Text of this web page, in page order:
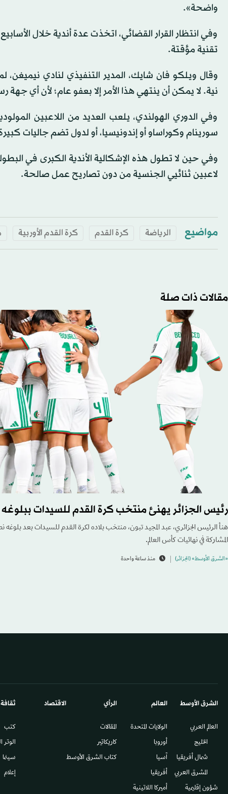
واضحة».
وفي انتظار القرار القضائي، اتخذت عدة أندية خلال
تقنية مؤقتة.
وقال ويلكو فان شايك، المدير التنفيذي لنادي
نية. لا يمكن أن ينتهي هذا الأمر إلا بعفو عام؛ لأن أي جهة
وفي الدوري الهولندي، يلعب العديد من اللاعبين
سورينام وكوراساو أو إندونيسيا، أو لدول تضم جاليات
وفي حين لا تطول هذه الإشكالية الأندية الكبرى في
لاعبين ثنائيي الجنسية من دون تصاريح عمل صالحة.
مواضيع الرياضة كرة القدم كرة القدم الأوربية
مقالات ذات صلة
رئيس الجزائر يهنئ منتخب كرة القدم للسيدات ببلوغه
هنأ الرئيس الجزائري، عبد المجيد تبون، منتخب بلاده لكرة القدم للسيدات بعد بلوغه
المشاركة في نهائيات كأس العالم.
«الشرق الأوسط» (الجزائر) منذ ساعة واحدة
الشرق الأوسط​
العالم العربي
الخليج
شمال أفريقيا
المشرق العربي
شؤون إقليمية
العالم
الولايات المتحدة
أوروبا
آسيا
أفريقيا
أميركا اللاتينية
الرأي
المقالات
كاريكاتير
كتاب الشرق الأوسط
الاقتصاد
كتب
سينما
إعلام